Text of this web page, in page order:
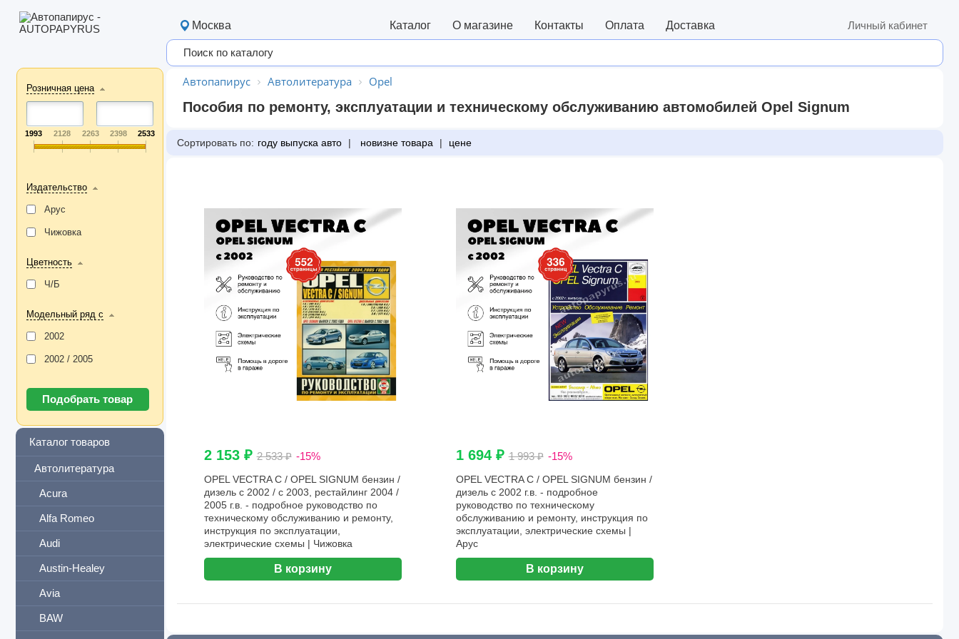
Розничная цена
1993 2128 2263 2398 2533
Издательство
Арус
Чижовка
Цветность
Ч/Б
Модельный ряд с
2002
2002 / 2005
Каталог товаров
Автолитература
Acura
Alfa Romeo
Audi
Austin-Healey
Avia
BAW
Москва Каталог О магазине Контакты Оплата Доставка Личный кабинет
Автопапирус Автолитература Opel
Пособия по ремонту, эксплуатации и техническому обслуживанию автомобилей Opel Signum
Сортировать по: году выпуска авто | новизне товара | цене
2 153 ₽2 533 ₽ -15%
OPEL VECTRA C / OPEL SIGNUM бензин /
дизель с 2002 / с 2003, рестайлинг 2004 /
2005 г.в. - подробное руководство по
техническому обслуживанию и ремонту,
инструкция по эксплуатации,
электрические схемы | Чижовка
В корзину
1 694 ₽1 993 ₽ -15%
OPEL VECTRA C / OPEL SIGNUM бензин /
дизель с 2002 г.в. - подробное
руководство по техническому
обслуживанию и ремонту, инструкция по
эксплуатации, электрические схемы |
Арус
В корзину